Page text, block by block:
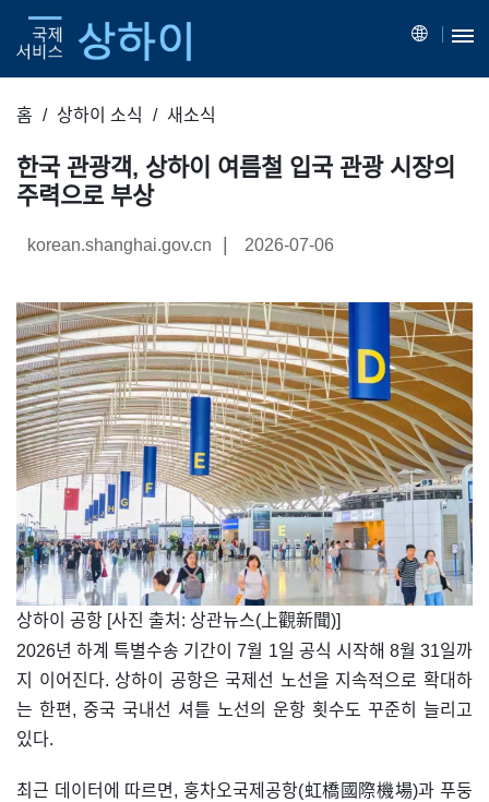
홈 상하이 소식 새소식
한국 관광객, 상하이 여름철 입국 관광 시장의
주력으로 부상
korean.shanghai.gov.cn | 2026-07-06
​상하이 공항 [사진 출처: 상관뉴스(上觀新聞)]
2026년 하계 특별수송 기간이 7월 1일 공식 시작해 8월 31일까
지 이어진다. 상하이 공항은 국제선 노선을 지속적으로 확대하
는 한편, 중국 국내선 셔틀 노선의 운항 횟수도 꾸준히 늘리고
있다.
최근 데이터에 따르면, 훙차오국제공항(虹橋國際機場)과 푸둥